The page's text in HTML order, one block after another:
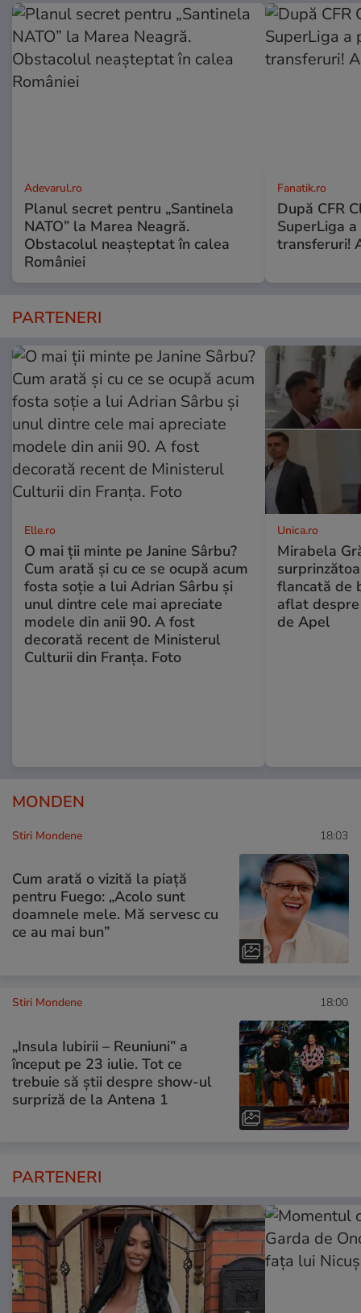
Adevarul.ro
Planul secret pentru „Santinela
NATO” la Marea Neagră.
Obstacolul neașteptat în calea
României
Fanatik.ro
După CFR
SuperLiga
transferuri!
PARTENERI
Elle.ro
O mai ții minte pe Janine Sârbu?
Cum arată și cu ce se ocupă acum
fosta soție a lui Adrian Sârbu și
unul dintre cele mai apreciate
modele din anii 90. A fost
decorată recent de Ministerul
Culturii din Franța. Foto
Unica.ro
Mirabela
flancată de
aflat
de Apel
MONDEN
Stiri Mondene 18:03
Cum arată o vizită la piață
pentru Fuego: „Acolo sunt
doamnele mele. Mă servesc cu
ce au mai bun”
Stiri Mondene 18:00
„Insula Iubirii – Reuniuni” a
început pe 23 iulie. Tot ce
trebuie să știi despre show-ul
surpriză de la Antena 1
PARTENERI